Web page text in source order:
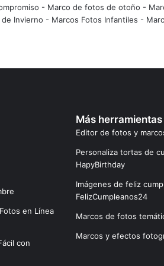
- Marco de fotos de otoño -
Invierno - Marcos Fotos Infantiles -
en Línea
con
Más
Editor de fotos y
Personaliza tortas de
HapyBirthday
Imágenes de feliz
FelizCumpleanos24
Marcos de fotos
Marcos y efectos